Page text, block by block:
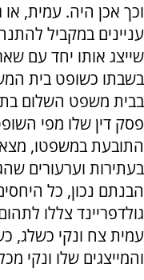
וכך אכן היה. עמית, או
עניינים במקביל
שייצג אותו יחד עם
בשבתו כשופט בית
בבית משפט השלום
פסק דין שלו מפי
התובעת במשפטו,
בעתירות וערעורים
הבנתם נכון, כל
גולדפריינד צללו
עמית צח ונקי כשלג,
והמייצגים שלו ונקי